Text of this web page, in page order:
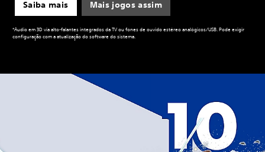
Saiba mais Mais jogos assim
*Áudio em 3D via alto-falantes integrados da TV ou fones de ouvido estéreo analógicos/USB. Pode exigir
configuração com a atualização do software do sistema.